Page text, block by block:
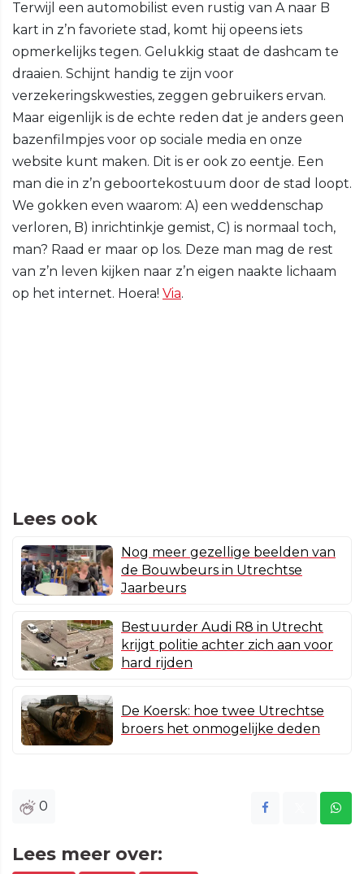
Terwijl een automobilist even rustig van A naar B
kart in z’n favoriete stad, komt hij opeens iets
opmerkelijks tegen. Gelukkig staat de dashcam te
draaien. Schijnt handig te zijn voor
verzekeringskwesties, zeggen gebruikers ervan.
Maar eigenlijk is de echte reden dat je anders geen
bazenfilmpjes voor op sociale media en onze
website kunt maken. Dit is er ook zo eentje. Een
man die in z’n geboortekostuum door de stad loopt.
We gokken even waarom: A) een weddenschap
verloren, B) inrichtinkje gemist, C) is normaal toch,
man? Raad er maar op los. Deze man mag de rest
van z’n leven kijken naar z’n eigen naakte lichaam
op het internet. Hoera! Via.
Lees ook
Nog meer gezellige beelden van
de Bouwbeurs in Utrechtse
Jaarbeurs
Bestuurder Audi R8 in Utrecht
krijgt politie achter zich aan voor
hard rijden
De Koersk: hoe twee Utrechtse
broers het onmogelijke deden
0
Lees meer over: